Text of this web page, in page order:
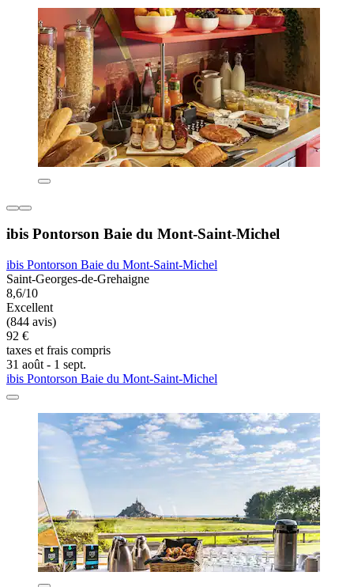
ibis Pontorson Baie du Mont-Saint-Michel
ibis Pontorson Baie du Mont-Saint-Michel
Saint-Georges-de-Grehaigne
8,6/10
Excellent
(844 avis)
92 €
taxes et frais compris
31 août - 1 sept.
ibis Pontorson Baie du Mont-Saint-Michel